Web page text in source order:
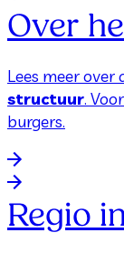
Over
Lees meer over
structuur.
burgers.
Regio